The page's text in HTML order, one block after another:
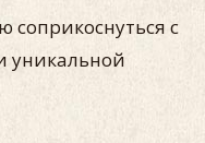
соприкоснуться с
уникальной